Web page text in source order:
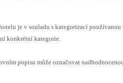
je v souladu s kategorizací používanou
konkrétní kategorie.
popisu může označovat